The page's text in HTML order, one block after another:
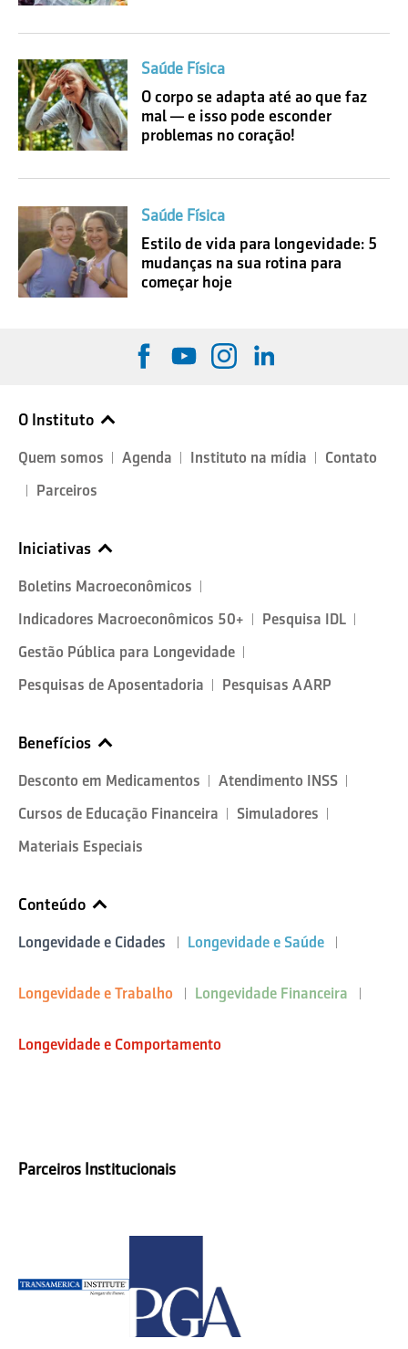
Saúde Física
O corpo se adapta até ao que faz
mal — e isso pode esconder
problemas no coração!
Saúde Física
Estilo de vida para longevidade: 5
mudanças na sua rotina para
começar hoje
O Instituto
Quem somos Agenda Instituto na mídia
Contato
Parceiros
Iniciativas
Boletins Macroeconômicos
Indicadores Macroeconômicos 50+
Pesquisa IDL
Gestão Pública para Longevidade
Pesquisas de Aposentadoria
Pesquisas AARP
Benefícios
Desconto em Medicamentos
Atendimento INSS
Cursos de Educação Financeira
Simuladores
Materiais Especiais
Conteúdo
Longevidade e Cidades Longevidade e Saúde
Longevidade e Trabalho Longevidade Financeira
Longevidade e Comportamento
Parceiros Institucionais